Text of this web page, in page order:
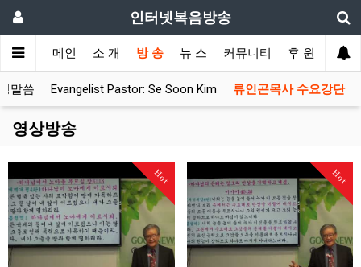
인터넷복음방송
메인 소 개 방 송 뉴 스 커뮤니티 후 원
말씀 Evangelist Pastor: Se Soon Kim 류인곤목사 수요강단
영상방송
Hot Hot